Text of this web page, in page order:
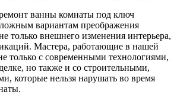
ванны комнаты под ключ
вариантам преображения
только внешнего изменения интерьера,
Мастера, работающие в нашей
только с современными технологиями,
но также и со строительными,
которые нельзя нарушать во время